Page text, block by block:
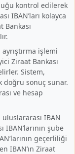
kontrol edilerek
IBAN’ları kolayca
işlemi
Ziraat Bankası
Sistem,
doğru sonuç sunar.
ve hesap
IBAN
IBAN’larının şube
geçerliliği
IBAN’ın Ziraat